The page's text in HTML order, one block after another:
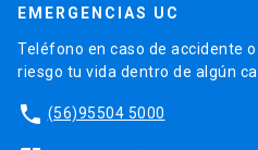
EMERGENCIAS UC
Teléfono en caso de accidente
riesgo tu vida dentro de algún
phone (56)95504 5000